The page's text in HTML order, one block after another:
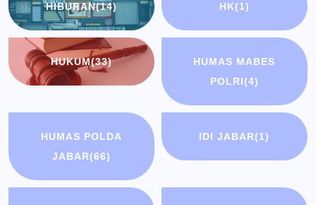
HIBURAN(14) HK(1)
HUKUM(33)
HUMAS MABES
POLRI(4)
HUMAS POLDA
JABAR(66)
IDI JABAR(1)